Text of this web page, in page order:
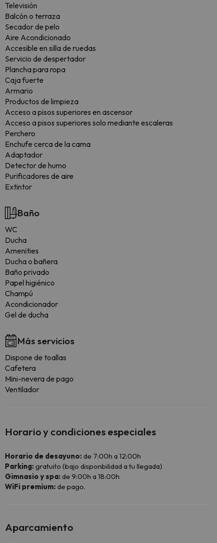
Televisión
Balcón o terraza
Secador de pelo
Aire Acondicionado
Accesible en silla de ruedas
Servicio de despertador
Plancha para ropa
Caja fuerte
Armario
Productos de limpieza
Acceso a pisos superiores en ascensor
Acceso a pisos superiores solo mediante escaleras
Perchero
Enchufe cerca de la cama
Adaptador
Detector de humo
Purificadores de aire
Extintor
Baño
WC
Ducha
Amenities
Ducha o bañera
Baño privado
Papel higiénico
Champú
Acondicionador
Gel de ducha
Más servicios
Dispone de toallas
Cafetera
Mini-nevera de pago
Ventilador
Horario y condiciones especiales
Horario de desayuno:de 7:00h a 12:00h
Parking:gratuito (bajo disponbilidad a tu llegada)
Gimnasio y spa:de 9:00h a 18:00h
WiFi premium:de pago.
Aparcamiento